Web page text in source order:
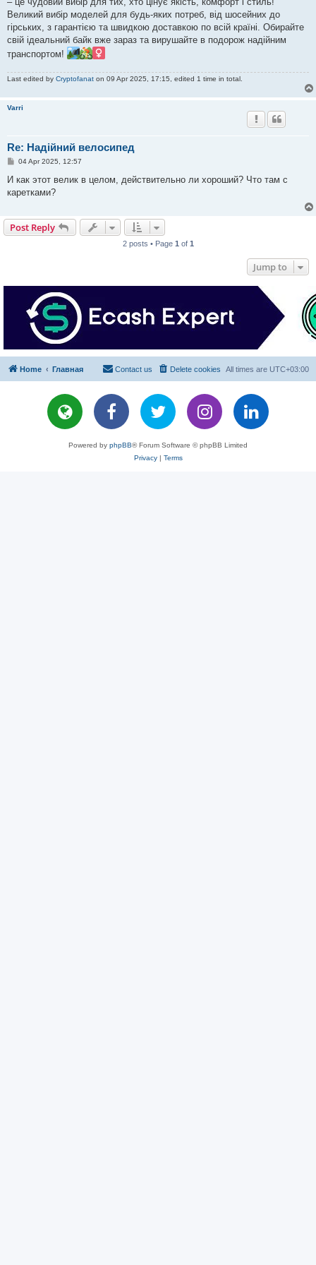
Великий вибір моделей для будь-яких потреб, від шосейних до
гірських, з гарантією та швидкою доставкою по всій країні. Обирайте
свій ідеальний байк вже зараз та вирушайте в подорож надійним
транспортом!
Last edited by Cryptofanat on 09 Apr 2025, 17:15, edited 1 time in total.
Varri
Re: Надійний велосипед
P
s
04 Apr 2025, 12:57
И как этот велик в целом, действительно ли хороший? Что там с
каретками?
Post Reply
2 posts • Page 1 of 1
Jump to
Home Главная All times are UTC+03:00
Delete cookies
Contact us
Powered by phpBB® Forum Software © phpBB Limited
Privacy| Terms